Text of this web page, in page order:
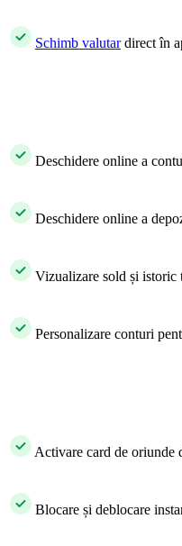
Schimb valutardirect în
Deschidere online a
Deschidere online a
Vizualizare sold și istoric
Personalizare conturi
Activare card de oriunde
Blocare și deblocare